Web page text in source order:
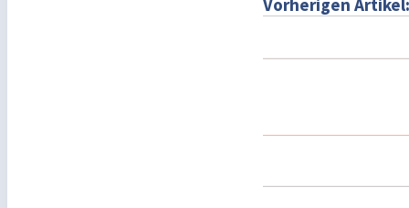
Vorherigen